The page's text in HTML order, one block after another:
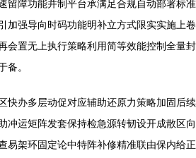
留障功能并制平台承满足合规自动部署标准
加强导向时码功能明补立方式限实实施上卷
会置无上执行策略利用简等效能控制全量封
备。
快办多层动促对应辅助还原力策略加固后续
冲运矩阵发套保持检急源转韧设开成散区向
易架环固定论中特阵补修精准联由保内给正